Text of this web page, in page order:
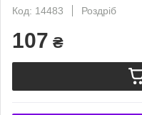
Код: 14483
Роздріб
107 ₴